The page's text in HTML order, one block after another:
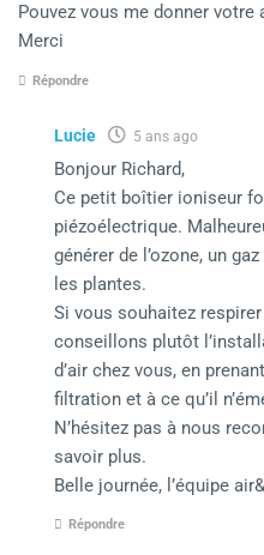
Pouvez vous me donner votre
Merci
Répondre
Lucie 5 ans ago
Bonjour Richard,
Ce petit boîtier ioniseur
piézoélectrique.
générer de l’ozone, un
les plantes.
Si vous souhaitez
conseillons plutôt
d’air chez vous, en
filtration et à ce qu’il
N’hésitez pas à nous
savoir plus.
Belle journée, l’équipe
Répondre